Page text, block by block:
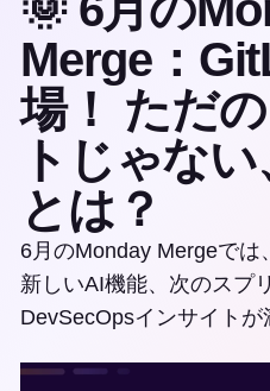
Merge：
場！ ただ
トじゃな
とは？
6月のMonday Mergeでは
新しいAI機能、次のスプ
DevSecOpsインサイトが